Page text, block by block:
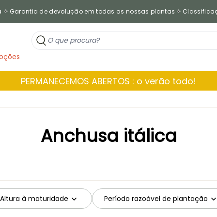
Garantia de devolução em todas as nossas plantas
PERMANECEMOS ABERTOS : o verão todo!
Anchusa itálica
Altura à maturidade Período razoável de plantação